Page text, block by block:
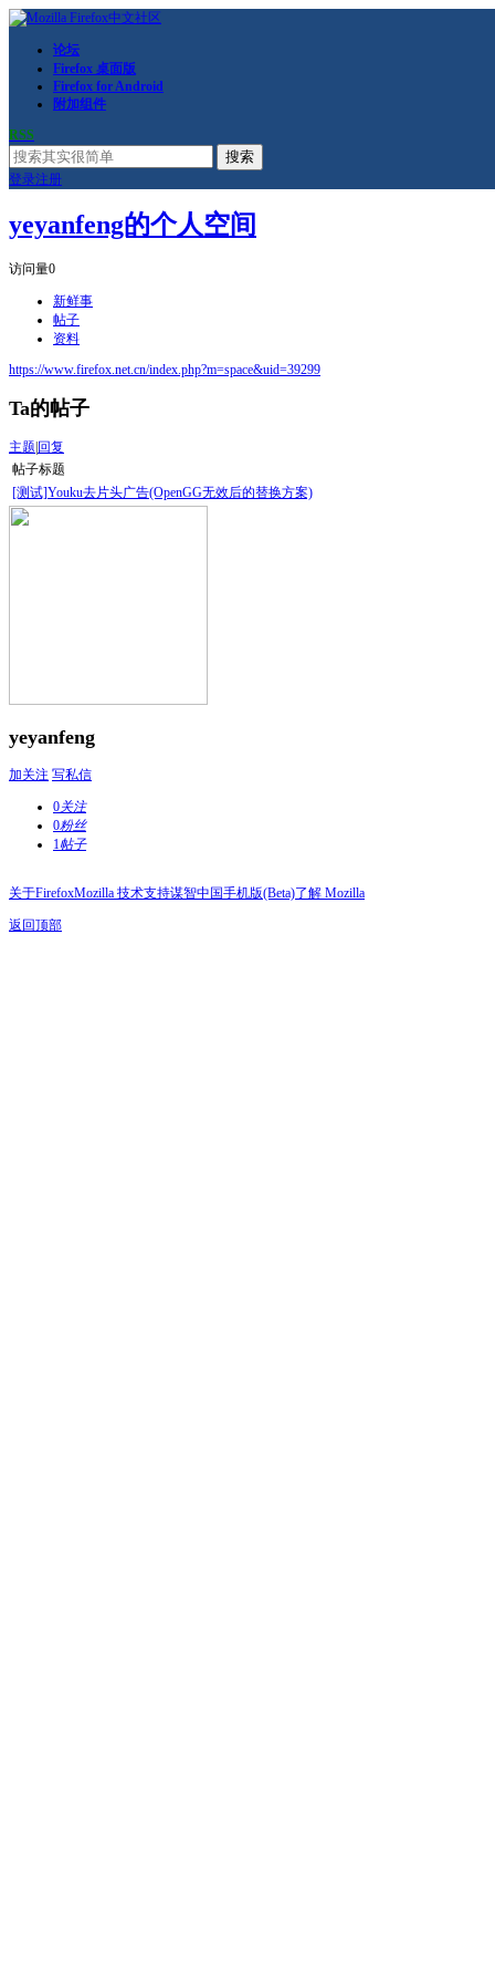
论坛
Firefox 桌面版
Firefox for Android
附加组件
RSS
搜索
登录注册
yeyanfeng的个人空间
访问量0
新鲜事
帖子
资料
https://www.firefox.net.cn/index.php?m=space&uid=39299
Ta的帖子
主题 回复
帖子标题
[测试]Youku去片头广告(OpenGG无效后的替换方案)
yeyanfeng
加关注 写私信
0关注
0粉丝
1帖子
关于FirefoxMozilla 技术支持谋智中国手机版(Beta)了解 Mozilla
返回顶部